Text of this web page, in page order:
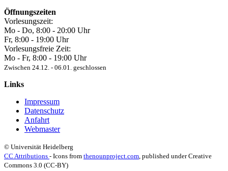
Öffnungszeiten
Vorlesungszeit:
Mo - Do, 8:00 ‐ 20:00 Uhr
Fr, 8:00 ‐ 19:00 Uhr
Vorlesungsfreie Zeit:
Mo - Fr, 8:00 ‐ 19:00 Uhr
Zwischen 24.12. ‐ 06.01. geschlossen
Links
Impressum
Datenschutz
Anfahrt
Webmaster
© Universität Heidelberg
CC Attributions - Icons from thenounproject.com, published under Creative
Commons 3.0 (CC-BY)